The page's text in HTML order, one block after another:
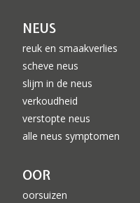
NEUS
reuk en smaakverlies
scheve neus
slijm in de neus
verkoudheid
verstopte neus
alle neus symptomen
OOR
oorsuizen